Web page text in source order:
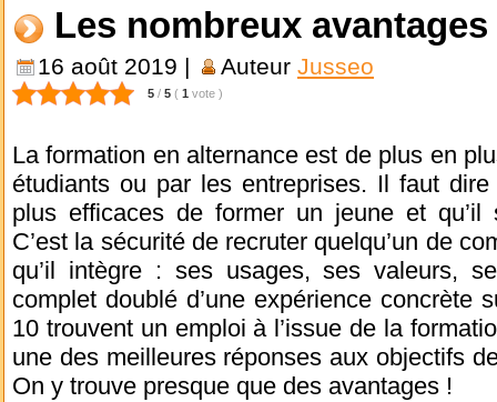
Les nombreux avantages
16 août 2019 | Auteur Jusseo
5 / 5 ( 1 vote )
La formation en alternance est de plus en
étudiants ou par les entreprises. Il faut
plus efficaces de former un jeune et qu’il
C’est la sécurité de recruter quelqu’un de
qu’il intègre : ses usages, ses valeurs,
complet doublé d’une expérience concrète
10 trouvent un emploi à l’issue de la
une des meilleures réponses aux objectifs
On y trouve presque que des avantages !